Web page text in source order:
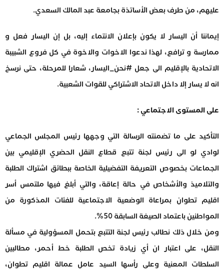
عليهم، من طرف بعض الأساتذة بجامعة عبد المالك السعدي.
إيماننا أن اليسار لا يكون بإعلان الانتماء إليه، بل إن اليسار فعل و
ممارسة و ترافع، لهذا ندعوا الاخوات والاخوة في كل فروع الشبيبة
الاتحادية بالإقليم الى جعل #نحن_اليسار، شعارا للمرحلة، حتى نرسخ
انه لا يسار إلا داخل الاتحاد الاشتراكي للقوات الشعبية.
على المستوى الاجتماعي :
التأكيد على ما تضمنته الرسالة التي وجهها رئيس المجلس الجماعي
لوادي لو الى رئيس لجنة تتبع قطاع النقل الحضري الإقليمي بين
الجماعات بخصوص التعريفة التفضيلية الخاصة ببطائق اشتراك الطلبة
والتلاميذ والأشخاص في حالة إعاقة، والتي أبلغ فيها ملتمس أسر
اقليم تطوان بمراعاة الوضعية الاجتماعية للفئات المذكورة من
المواطنين باعتماد الصيغة السابقة 50%.
ومن خلال ذلك نطالب رئيس لجنة التتبع بتحمل المسؤولية في مسألة
النقل، على اعتبار ان أي زيادة تخص الطلبة خط أحمر، مطالبين
السلطات المعنية وعلى رأسها السيد عامل عمالة اقليم تطوان،